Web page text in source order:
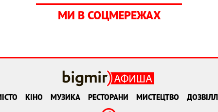
МИ В СОЦМЕРЕЖАХ
КІНО МУЗИКА РЕСТОРАНИ МИСТЕЦТВО